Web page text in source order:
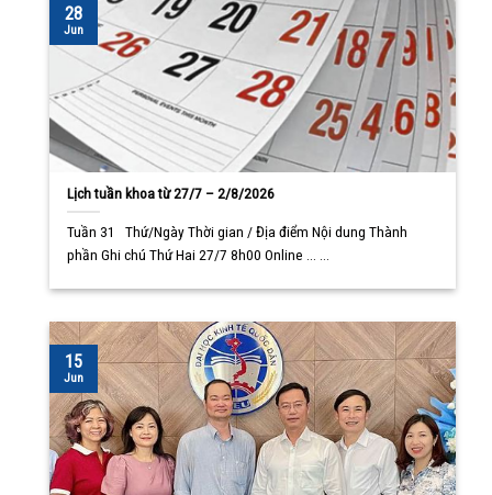
Lịch tuần khoa từ 27/7 – 2/8/2026
Tuần 31 Thứ/Ngày Thời gian / Địa điểm Nội dung Thành
phần Ghi chú Thứ Hai 27/7 8h00 Online ... ...
28
Jun
15
Jun